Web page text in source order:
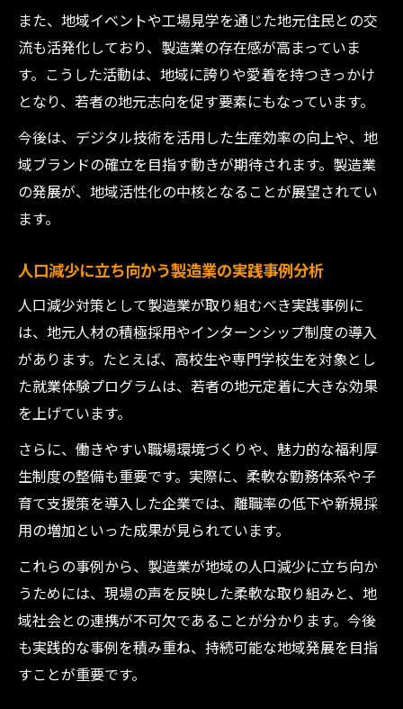
また、地域イベントや工場見学を通じた地元住民との交
流も活発化しており、製造業の存在感が高まっていま
す。こうした活動は、地域に誇りや愛着を持つきっかけ
となり、若者の地元志向を促す要素にもなっています。
今後は、デジタル技術を活用した生産効率の向上や、地
域ブランドの確立を目指す動きが期待されます。製造業
の発展が、地域活性化の中核となることが展望されてい
ます。
人口減少に立ち向かう製造業の実践事例分析
人口減少対策として製造業が取り組むべき実践事例に
は、地元人材の積極採用やインターンシップ制度の導入
があります。たとえば、高校生や専門学校生を対象とし
た就業体験プログラムは、若者の地元定着に大きな効果
を上げています。
さらに、働きやすい職場環境づくりや、魅力的な福利厚
生制度の整備も重要です。実際に、柔軟な勤務体系や子
育て支援策を導入した企業では、離職率の低下や新規採
用の増加といった成果が見られています。
これらの事例から、製造業が地域の人口減少に立ち向か
うためには、現場の声を反映した柔軟な取り組みと、地
域社会との連携が不可欠であることが分かります。今後
も実践的な事例を積み重ね、持続可能な地域発展を目指
すことが重要です。